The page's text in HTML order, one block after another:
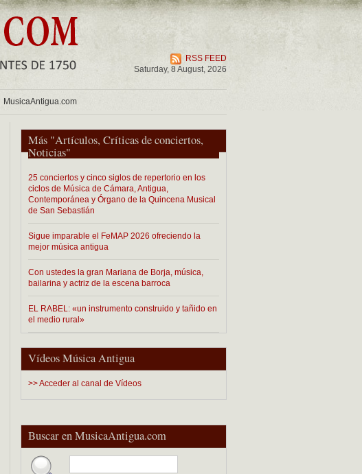
RSS FEED
Saturday, 8 August, 2026
MusicaAntigua.com
Más "Artículos, Críticas de conciertos,
Noticias"
25 conciertos y cinco siglos de repertorio en los
ciclos de Música de Cámara, Antigua,
Contemporánea y Órgano de la Quincena Musical
de San Sebastián
Sigue imparable el FeMAP 2026 ofreciendo la
mejor música antigua
Con ustedes la gran Mariana de Borja, música,
bailarina y actriz de la escena barroca
EL RABEL: «un instrumento construido y tañido en
el medio rural»
Vídeos Música Antigua
>> Acceder al canal de Vídeos
Buscar en MusicaAntigua.com